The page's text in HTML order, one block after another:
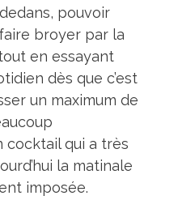
pouvoir
broyer par la
en essayant
dès que c’est
un maximum de
cocktail qui a très
la matinale
imposée.